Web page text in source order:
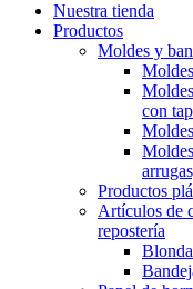
Nuestra tienda
Productos
Moldes y
con
Productos
Artículos de
repostería